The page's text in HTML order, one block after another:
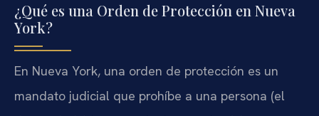
¿Qué es una Orden de Protección en Nueva
York?
En Nueva York, una orden de protección es un
mandato judicial que prohíbe a una persona (el